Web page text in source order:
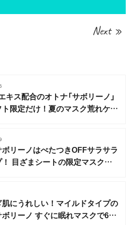
Next »
キス配合のオトナ「サボリーノ」
限定だけ！夏のマスク荒れケア
リーノはべたつきOFFサラサラ
目ざまシートの限定マスクが
にうれしい！マイルドタイプの
リーノ すぐに眠れマスクで60